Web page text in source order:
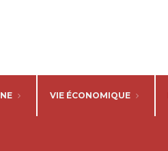
VIE ÉCONOMIQUE